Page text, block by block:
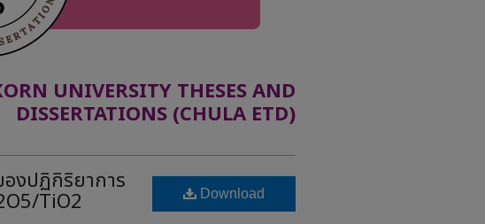
UNIVERSITY THESES AND
DISSERTATIONS (CHULA ETD)
องปฏิกิริยาการ
TiO2 Download